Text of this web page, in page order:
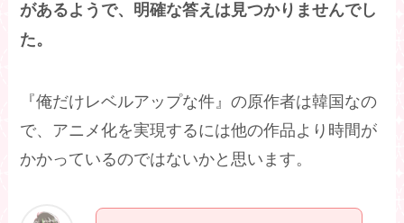
があるようで、明確な答えは見つかりませんでし
た。
『俺だけレベルアップな件』の原作者は韓国なの
で、アニメ化を実現するには他の作品より時間が
かかっているのではないかと思います。